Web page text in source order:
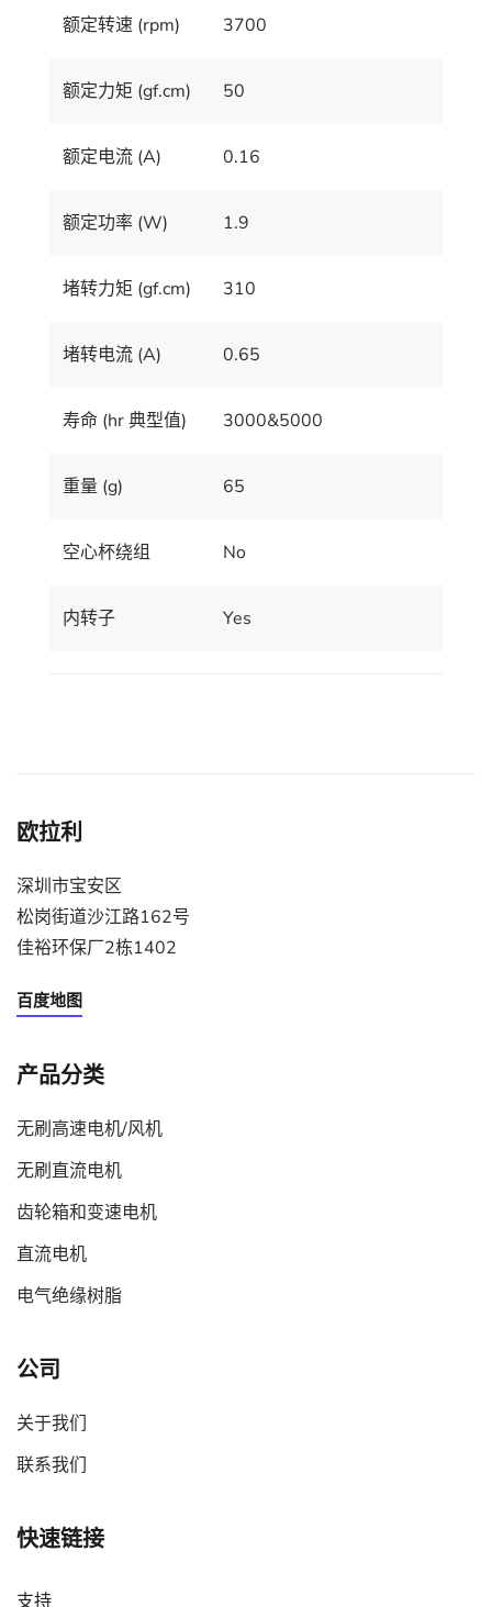
额定转速 (rpm) 3700
额定力矩 (gf.cm) 50
额定电流 (A) 0.16
额定功率 (W) 1.9
堵转力矩 (gf.cm) 310
堵转电流 (A) 0.65
寿命 (hr 典型值) 3000&5000
重量 (g) 65
空心杯绕组 No
内转子 Yes
欧拉利
深圳市宝安区
松岗街道沙江路162号
佳裕环保厂2栋1402
百度地图
产品分类
无刷高速电机/风机
无刷直流电机
齿轮箱和变速电机
直流电机
电气绝缘树脂
公司
关于我们
联系我们
快速链接
支持